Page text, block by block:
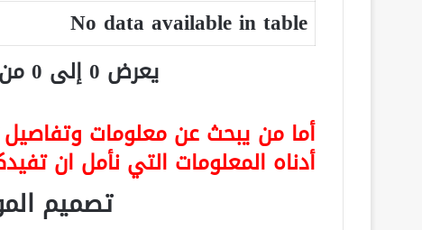
No data available in table
يعرض 0 إلى 0 من أصل 0 سجلّ
أما من يبحث عن معلومات وتفاصيل
أدناه المعلومات التي نأمل ان
تصميم